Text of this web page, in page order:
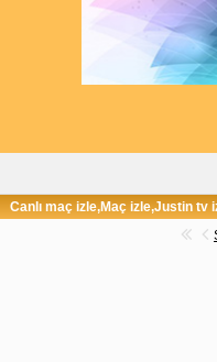
Canlı maç izle,Maç izle,Justin tv